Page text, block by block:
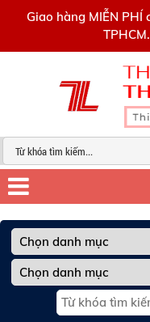
Giao hàng MIỄN
0909445903